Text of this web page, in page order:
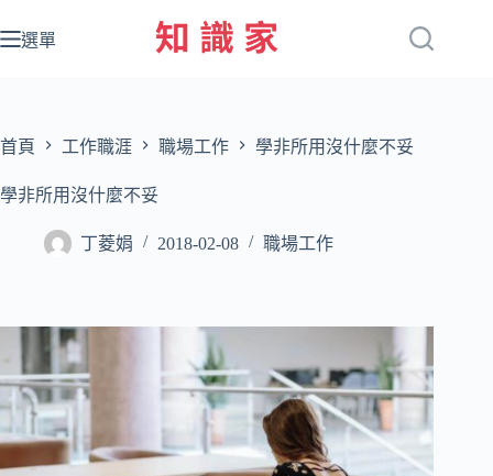
至
容
選單
首頁 工作職涯 職場工作 學非所用沒什麼不妥
學非所用沒什麼不妥
丁菱娟 2018-02-08 職場工作